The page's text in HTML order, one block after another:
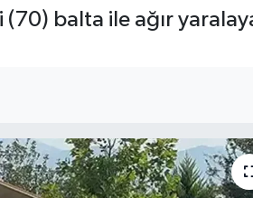
balta ile ağır